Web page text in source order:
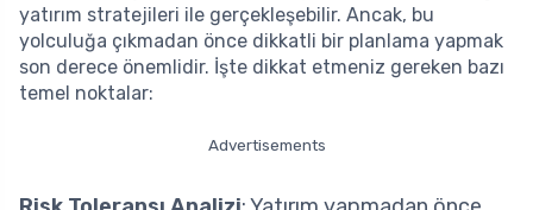
yatırım stratejileri ile gerçekleşebilir. Ancak, bu
yolculuğa çıkmadan önce dikkatli bir planlama yapmak
son derece önemlidir. İşte dikkat etmeniz gereken bazı
temel noktalar:
Advertisements